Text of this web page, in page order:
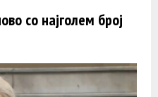
со најголем број